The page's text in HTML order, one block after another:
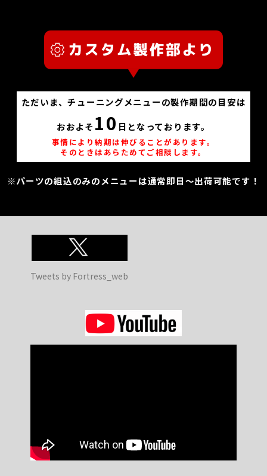
ただいま、チューニングメニューの製作期間の目安は
おおよそ 10 日となっております。
事情により納期は伸びることがあります。
そのときはあらためてご相談します。
※パーツの組込のみのメニューは通常即日～出荷可能です！
Tweets by Fortress_web